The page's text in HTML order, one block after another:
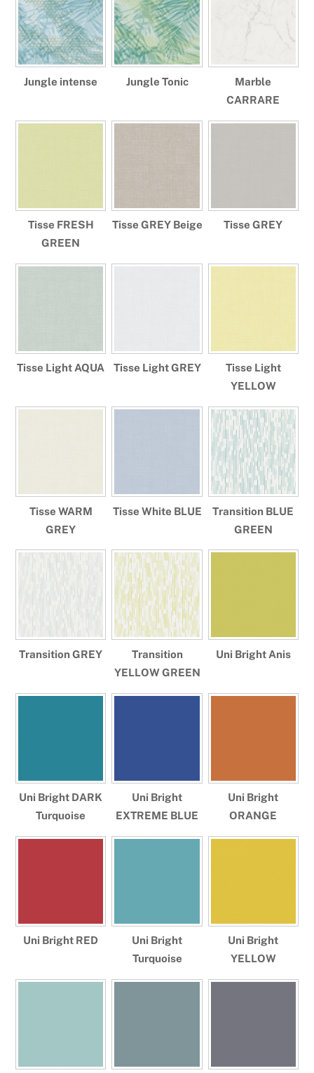
Jungle intense Jungle Tonic
Marble
CARRARE
Tisse FRESH
GREEN
Tisse GREY Beige Tisse GREY
Tisse Light AQUA Tisse Light GREY
Tisse Light
YELLOW
Tisse WARM
GREY
Tisse White BLUE
Transition BLUE
GREEN
Transition GREY
Transition
YELLOW GREEN
Uni Bright Anis
Uni Bright DARK
Turquoise
Uni Bright
EXTREME BLUE
Uni Bright
ORANGE
Uni Bright RED
Uni Bright
Turquoise
Uni Bright
YELLOW